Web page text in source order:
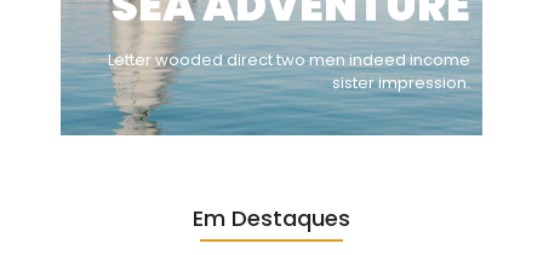
Letter wooded direct two men indeed income
sister impression.
Em Destaques